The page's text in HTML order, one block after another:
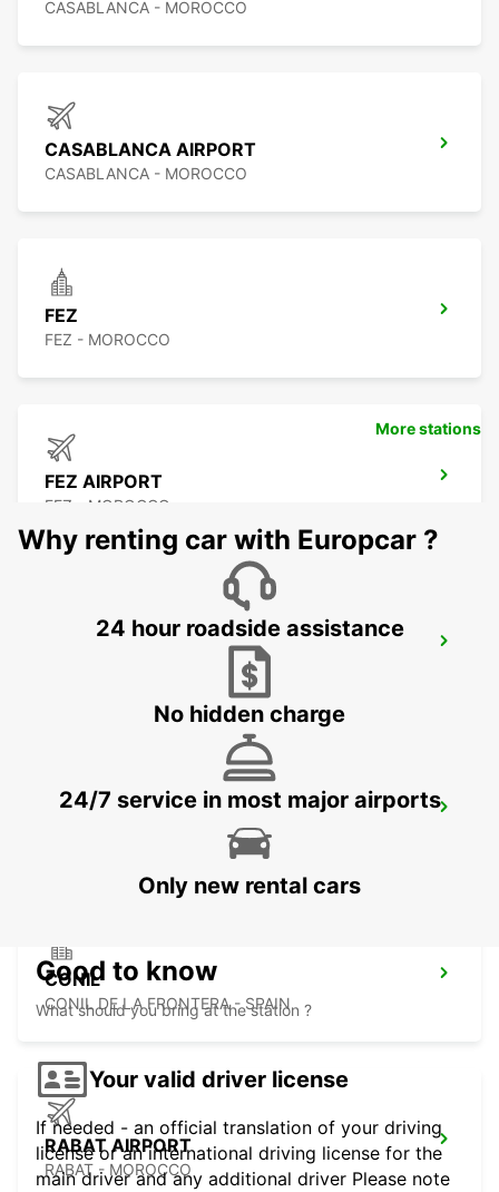
CASABLANCA - MOROCCO
CASABLANCA AIRPORT
CASABLANCA - MOROCCO
FEZ
FEZ - MOROCCO
FEZ AIRPORT
FEZ - MOROCCO
TANGIER IBN BATOUTA AIRPORT
CONIL
CONIL DE LA FRONTERA - SPAIN
RABAT AIRPORT
RABAT - MOROCCO
More stations
Why renting car with Europcar ?
24 hour roadside assistance
No hidden charge
24/7 service in most major airports
Only new rental cars
Good to know
What should you bring at the station ?
Your valid driver license
If needed - an official translation of your driving
license or an international driving license for the
main driver and any additional driver Please note